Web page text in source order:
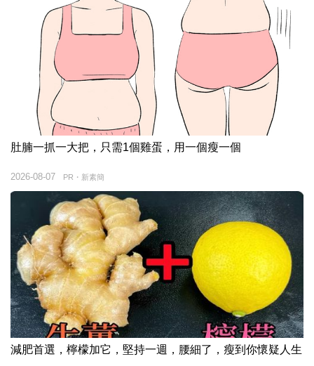
肚腩一抓一大把，只需1個雞蛋，用一個瘦一個
PR・新素簡
2026-08-07
減肥首選，檸檬加它，堅持一週，腰細了，瘦到你懷疑人生